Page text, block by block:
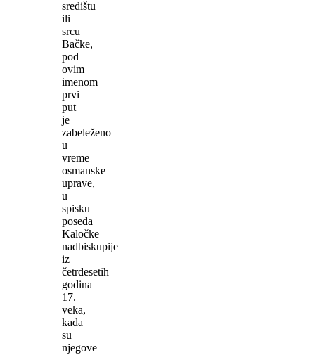
središtu
ili
srcu
Bačke,
pod
ovim
imenom
prvi
put
je
zabeleženo
u
vreme
osmanske
uprave,
u
spisku
poseda
Kaločke
nadbiskupije
iz
četrdesetih
godina
17.
veka,
kada
su
njegove